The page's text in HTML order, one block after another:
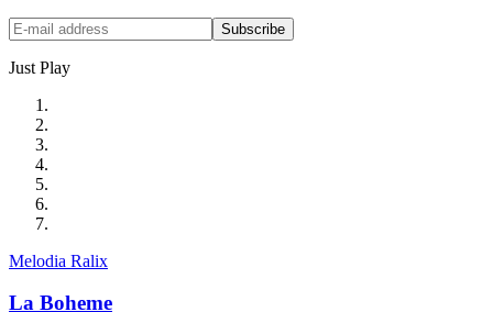
Just Play
Melodia Ralix
La Boheme